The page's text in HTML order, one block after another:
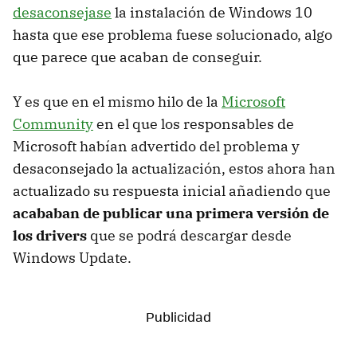
desaconsejase la instalación de Windows 10
hasta que ese problema fuese solucionado, algo
que parece que acaban de conseguir.
Y es que en el mismo hilo de la Microsoft
Communityen el que los responsables de
Microsoft habían advertido del problema y
desaconsejado la actualización, estos ahora han
actualizado su respuesta inicial añadiendo que
acababan de publicar una primera versión de
los drivers que se podrá descargar desde
Windows Update.